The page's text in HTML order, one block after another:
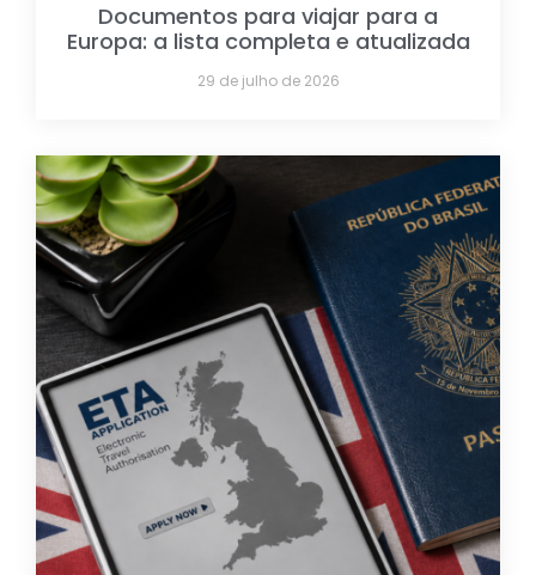
Documentos para viajar para a
Europa: a lista completa e atualizada
29 de julho de 2026